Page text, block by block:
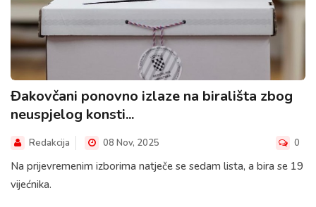
Đakovčani ponovno izlaze na birališta zbog
neuspjelog konsti...
Redakcija 08 Nov, 2025 0
Na prijevremenim izborima natječe se sedam lista, a bira se 19
vijećnika.